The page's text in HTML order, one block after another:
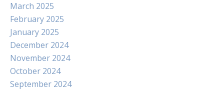
March 2025
February 2025
January 2025
December 2024
November 2024
October 2024
September 2024